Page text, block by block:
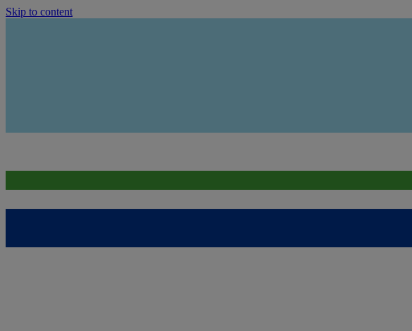
Skip to content